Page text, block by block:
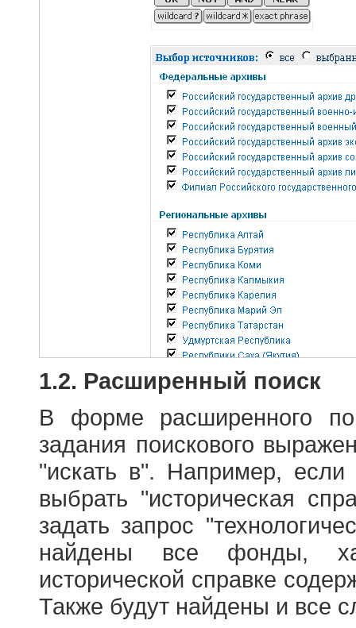
1.2. Расширенный поиск
В форме расширенного
задания поискового
"искать в". Например,
выбрать "историческая
задать запрос
найдены все фонды,
исторической справке
Также будут найдены и все